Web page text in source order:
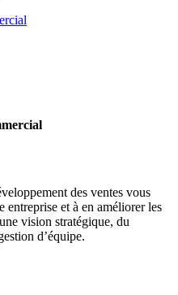
des ventes vous
entreprise et à en améliorer les
vision stratégique, du
d’équipe.